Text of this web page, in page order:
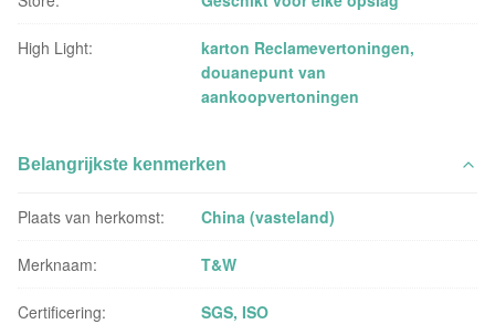
High Light: karton Reclamevertoningen,
douanepunt van
aankoopvertoningen
Belangrijkste kenmerken
Plaats van herkomst: China (vasteland)
Merknaam: T&W
Certificering: SGS, ISO